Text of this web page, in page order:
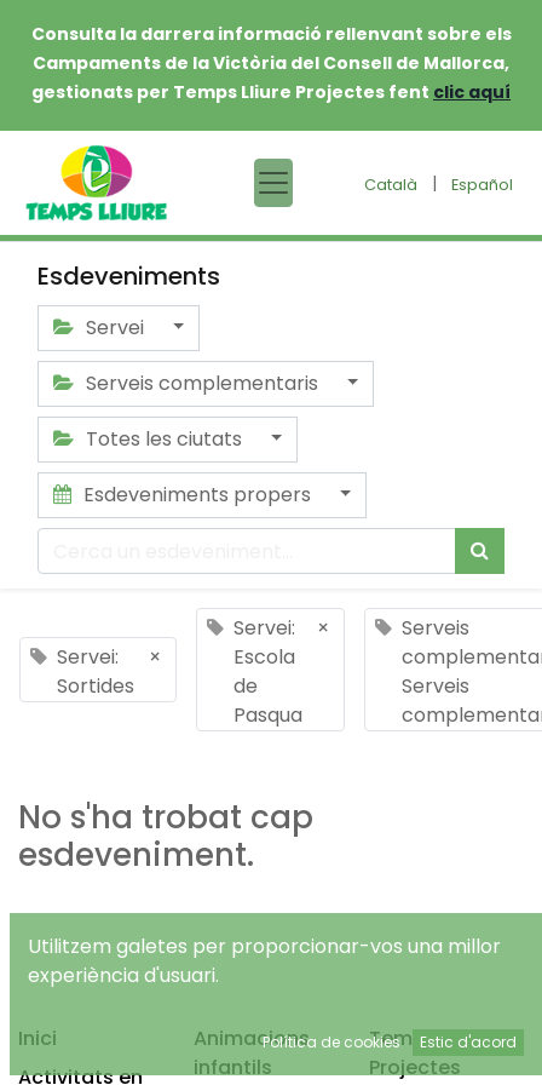
Consulta la darrera informació rellenvant sobre els
Campaments de la Victòria del Consell de Mallorca,
gestionats per Temps Lliure Projectes fent clic aquí
Català | Español
Esdeveniments
Servei
Serveis complementaris
Totes les ciutats
Esdeveniments propers
Servei:
Sortides
×
Servei:
Escola
de
Pasqua
×
Serveis
Serveis
No s'ha trobat cap
esdeveniment.
Inici
Activitats en
Animacions
infantils
Temps Lliure
Projectes
Utilitzem galetes per proporcionar-vos una millor
experiència d'usuari.
Política de cookies Estic d'acord